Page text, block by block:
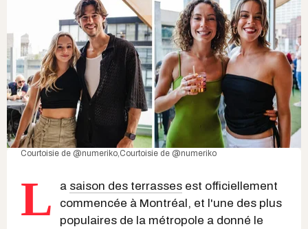
Courtoisie de @numeriko,Courtoisie de @numeriko
L a saison des terrasses est officiellement
commencée à Montréal, et l'une des plus
populaires de la métropole a donné le